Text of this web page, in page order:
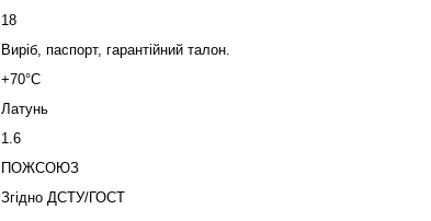
18
Виріб, паспорт, гарантійний талон.
+70°С
Латунь
1.6
ПОЖСОЮЗ
Згідно ДСТУ/ГОСТ